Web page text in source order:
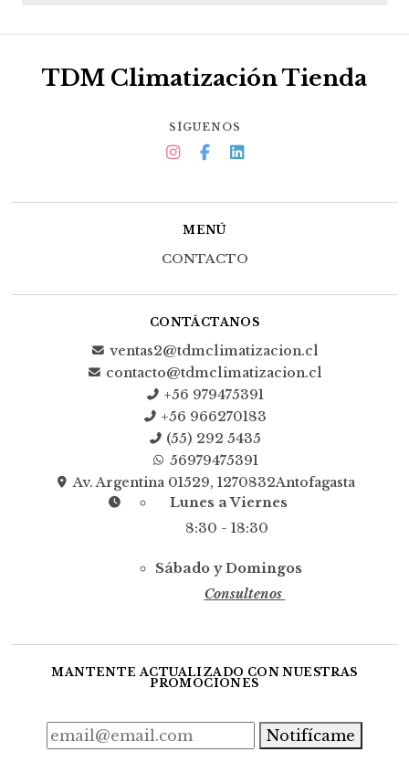
TDM Climatización Tienda
SÍGUENOS
MENÚ
CONTACTO
CONTÁCTANOS
ventas2@tdmclimatizacion.cl
contacto@tdmclimatizacion.cl
+56 979475391
+56 966270183
(55) 292 5435
56979475391
Av. Argentina 01529, 1270832Antofagasta
Lunes a Viernes
8:30 - 18:30
Sábado y Domingos
Consultenos
MANTENTE ACTUALIZADO CON NUESTRAS
PROMOCIONES
Notifícame